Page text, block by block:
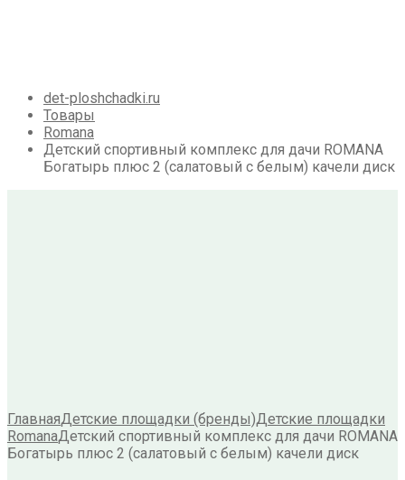
det-ploshchadki.ru
Товары
Romana
Детский спортивный комплекс для дачи ROMANA
Богатырь плюс 2 (салатовый с белым) качели диск
ГлавнаяДетские площадки (бренды)Детские площадки
RomanaДетский спортивный комплекс для дачи ROMANA
Богатырь плюс 2 (салатовый с белым) качели диск